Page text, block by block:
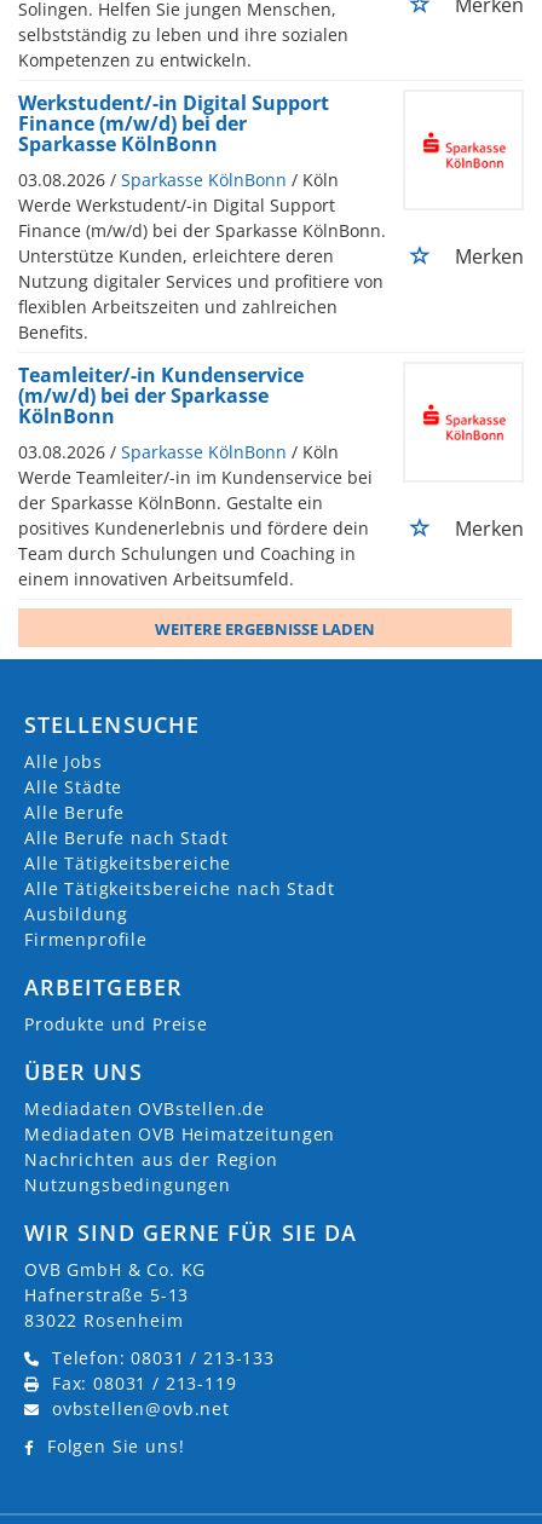
Solingen. Helfen Sie jungen Menschen,
selbstständig zu leben und ihre sozialen
Kompetenzen zu entwickeln.
Werkstudent/-in Digital Support
Finance (m/w/d) bei der
Sparkasse KölnBonn
03.08.2026 / Sparkasse KölnBonn / Köln
Werde Werkstudent/-in Digital Support
Finance (m/w/d) bei der Sparkasse KölnBonn.
Unterstütze Kunden, erleichtere deren
Nutzung digitaler Services und profitiere von
flexiblen Arbeitszeiten und zahlreichen
Benefits.
Merken
Teamleiter/-in Kundenservice
(m/w/d) bei der Sparkasse
KölnBonn
03.08.2026 / Sparkasse KölnBonn / Köln
Werde Teamleiter/-in im Kundenservice bei
der Sparkasse KölnBonn. Gestalte ein
positives Kundenerlebnis und fördere dein
Team durch Schulungen und Coaching in
einem innovativen Arbeitsumfeld.
Merken
WEITERE ERGEBNISSE LADEN
STELLENSUCHE
Alle Jobs
Alle Städte
Alle Berufe
Alle Berufe nach Stadt
Alle Tätigkeitsbereiche
Alle Tätigkeitsbereiche nach Stadt
Ausbildung
Firmenprofile
ARBEITGEBER
Produkte und Preise
ÜBER UNS
Mediadaten OVBstellen.de
Mediadaten OVB Heimatzeitungen
Nachrichten aus der Region
Nutzungsbedingungen
WIR SIND GERNE FÜR SIE DA
OVB GmbH & Co. KG
Hafnerstraße 5-13
83022 Rosenheim
Telefon: 08031 / 213-133
Fax: 08031 / 213-119
ovbstellen@ovb.net
Folgen Sie uns!